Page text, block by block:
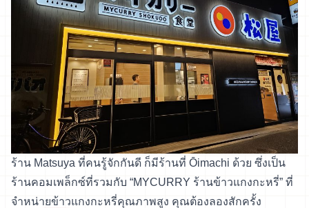
ร้าน Matsuya ที่คนรู้จักกันดี ก็มีร้านที่ Ōimachi ด้วย ซึ่งเป็น
ร้านคอมเพล็กซ์ที่รวมกับ “MYCURRY ร้านข้าวแกงกะหรี่” ที่
จำหน่ายข้าวแกงกะหรี่คุณภาพสูง คุณต้องลองสักครั้ง